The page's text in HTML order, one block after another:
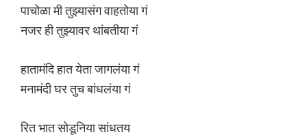
पाचोळा मी तुझ्यासंग वाहतोया गं
नजर ही तुझ्यावर थांबतीया गं
हातामंदि हात येता जागलंया गं
मनामंदी घर तुच बांधलंया गं
रित भात सोडूनिया सांधतय